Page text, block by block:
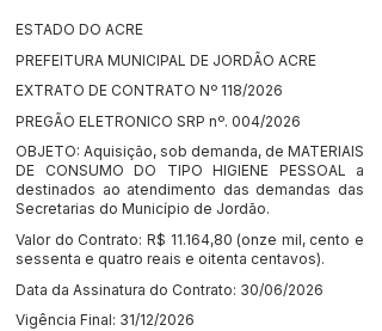
ESTADO DO ACRE
PREFEITURA MUNICIPAL DE JORDÃO ACRE
EXTRATO DE CONTRATO Nº 118/2026
PREGÃO ELETRONICO SRP nº. 004/2026
OBJETO: Aquisição, sob demanda, de MATERIAIS
DE CONSUMO DO TIPO HIGIENE PESSOAL a
destinados ao atendimento das demandas das
Secretarias do Município de Jordão.
Valor do Contrato: R$ 11.164,80 (onze mil, cento e
sessenta e quatro reais e oitenta centavos).
Data da Assinatura do Contrato: 30/06/2026
Vigência Final: 31/12/2026